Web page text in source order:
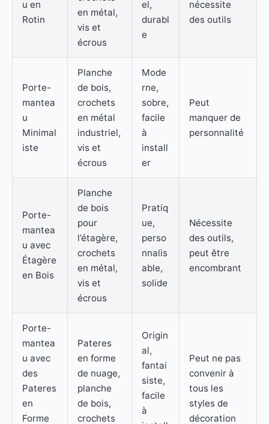
u en
Rotin
en métal,
vis et
écrous
el,
durabl
e
nécessite
des outils
Porte-
mantea
u
Minimal
iste
Planche
de bois,
crochets
en métal
industriel,
vis et
écrous
Mode
rne,
sobre,
facile
à
install
er
Peut
manquer de
personnalité
Porte-
mantea
u avec
Étagère
en Bois
Planche
de bois
pour
l’étagère,
crochets
en métal,
vis et
écrous
Pratiq
ue,
perso
nnalis
able,
solide
Nécessite
des outils,
peut être
encombrant
Porte-
mantea
u avec
des
Pateres
en
Forme
Pateres
en forme
de nuage,
planche
de bois,
crochets
Origin
al,
fantai
siste,
facile
à
Peut ne pas
convenir à
tous les
styles de
décoration